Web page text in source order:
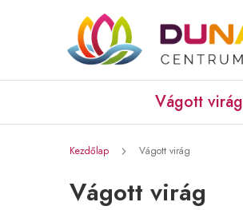
Vágott virág
Kezdőlap Vágott virág
Vágott virág